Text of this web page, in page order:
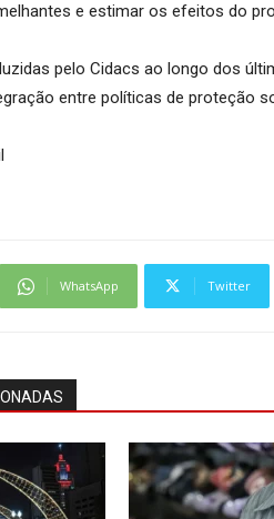
e estimar os efeitos do
pelo Cidacs ao longo dos
entre políticas de proteção
WhatsApp Twitter